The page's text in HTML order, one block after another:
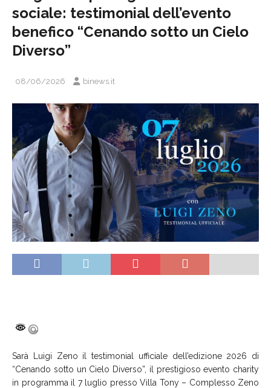
sociale: testimonial dell’evento
benefico “Cenando sotto un Cielo
Diverso”
08/06/2026 binews.it
Sarà Luigi Zeno il testimonial ufficiale dell’edizione 2026 di
“Cenando sotto un Cielo Diverso”, il prestigioso evento charity
in programma il 7 luglio presso Villa Tony – Complesso Zeno